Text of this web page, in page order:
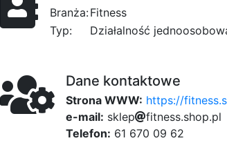
Branża:Fitness
Typ:
Działalność
Dane kontaktowe
Strona WWW: https://
e-mail: sklep 6a
f80
itness.sho54
p4
.dfb
pl
Telefon: 61 670 09 62